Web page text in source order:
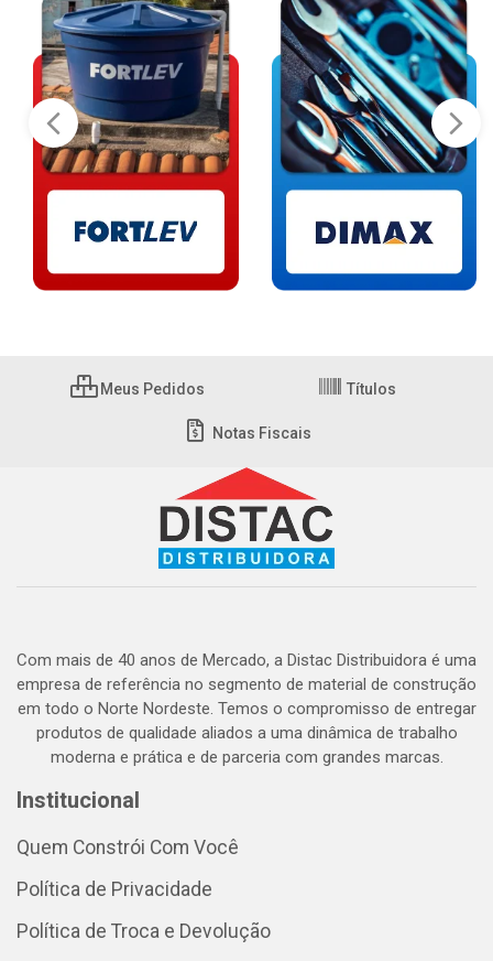
Meus Pedidos Títulos
Notas Fiscais
Com mais de 40 anos de Mercado, a Distac Distribuidora é uma
empresa de referência no segmento de material de construção
em todo o Norte Nordeste. Temos o compromisso de entregar
produtos de qualidade aliados a uma dinâmica de trabalho
moderna e prática e de parceria com grandes marcas.
Institucional
Quem Constrói Com Você
Política de Privacidade
Política de Troca e Devolução